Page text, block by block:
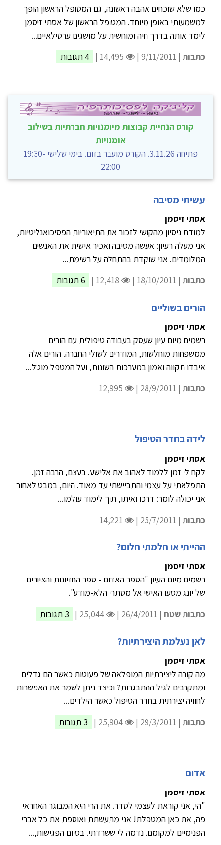
כמו שלא שוכחים אהבה ראשונה, גם המטופל הראשון הופך
למשמעותי באופן מיוחד. המטופל הראשון של אסתי זיסמן
לימד אותה בדרך חיה ומוחשית על מושגים ערטילאיים...
כתבות | 9/11/2011 | 4 תגובות
קורס הנחיית קבוצות מיומנויות חברתיות בשילוב
אומנויות
פתיחה 3.11.26. הקורס מועבר בזום. בימי שלישי 19:30-
22:00
עשיתי מסיבה
אסתי זיסמן
למודת ניסיון מהקושי לזכור את התיאוריות הפסיכואנליטיות,
אני מעלה רעיון: אעשה מסיבה ואכיר אישית את האנשים
המלומדים. אני שוקדת בהתחלה על רשימת...
כתבות | 18/10/2011 | 6 תגובות
הורים בשוליים
אסתי זיסמן
רשמים מיום עיון שעסק בעבודה טיפולית עם הורים
ממשפחות מוחלשות, המודרים לשולי החברה. הורים אלה
איבדו תקווה ואמון במערכות השונות, ועל המטפל מוטל...
כתבות | 28/9/2011 |
לידה בחדר הטיפול
אסתי זיסמן
לקח לי זמן ללמוד לאהוב את אלישע. בעצם, הרבה זמן.
התפלאתי על עצמי והתביישתי עד מאוד. היום, במבט לאחור
אני יכולה לומר: דרכו ואיתו, תוך לימוד עולמו...
כתבות | 25/7/2011 |
ההייתי או חלמתי חלום?
אסתי זיסמן
רשמים מיום העיון "הספר האדום - ספר החזיונות והציורים
של יונג מסעו האישי אל מסתרי הלא-מודע".
כתבות שטח | 26/4/2011 | 3 תגובות
לאן נעלמת היצירתיות?
אסתי זיסמן
מה קורה ליצירתיות המופלאה של פעוטות כאשר הם גדלים
ומתקרבים לגיל ההתבגרות? וכיצד ניתן לשמר את האפשרות
לחוויה יצירתית בחדר הטיפול כאשר הילדים...
כתבות | 29/3/2011 | 3 תגובות
אדום
אסתי זיסמן
"הי, אני קוראת לעצמי לסדר. את הרי היא המבוגר האחראי
פה, את כאן המטפלת! אני מתעשתת ואוספת את כל אברי
הפנימיים למקומם. נדמה לי ששרדתי. בסיום הפגישות,...